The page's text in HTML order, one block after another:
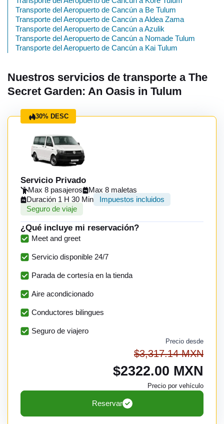
Transporte del Aeropuerto de Cancún a Be Tulum
Transporte del Aeropuerto de Cancún a Aldea Zama
Transporte del Aeropuerto de Cancún a Azulik
Transporte del Aeropuerto de Cancún a Nomade Tulum
Transporte del Aeropuerto de Cancún a Kai Tulum
Nuestros servicios de transporte a The
Secret Garden: An Oasis in Tulum
30% DESC
Servicio Privado
Max 8 pasajeros
Max 8 maletas
Duración 1 H 30 Min
Impuestos incluidos
Seguro de viaje
¿Qué incluye mi reservación?
Meet and greet
Servicio disponible 24/7
Parada de cortesía en la tienda
Aire acondicionado
Conductores bilingues
Seguro de viajero
Precio desde
$3,317.14 MXN
$2322.00 MXN
Precio por vehículo
Reservar